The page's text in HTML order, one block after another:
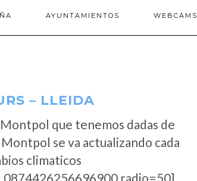
AYUNTAMIENTOS WEBCAMS
– LLEIDA
que tenemos dadas de
se va actualizando cada
climaticos
radio=50]